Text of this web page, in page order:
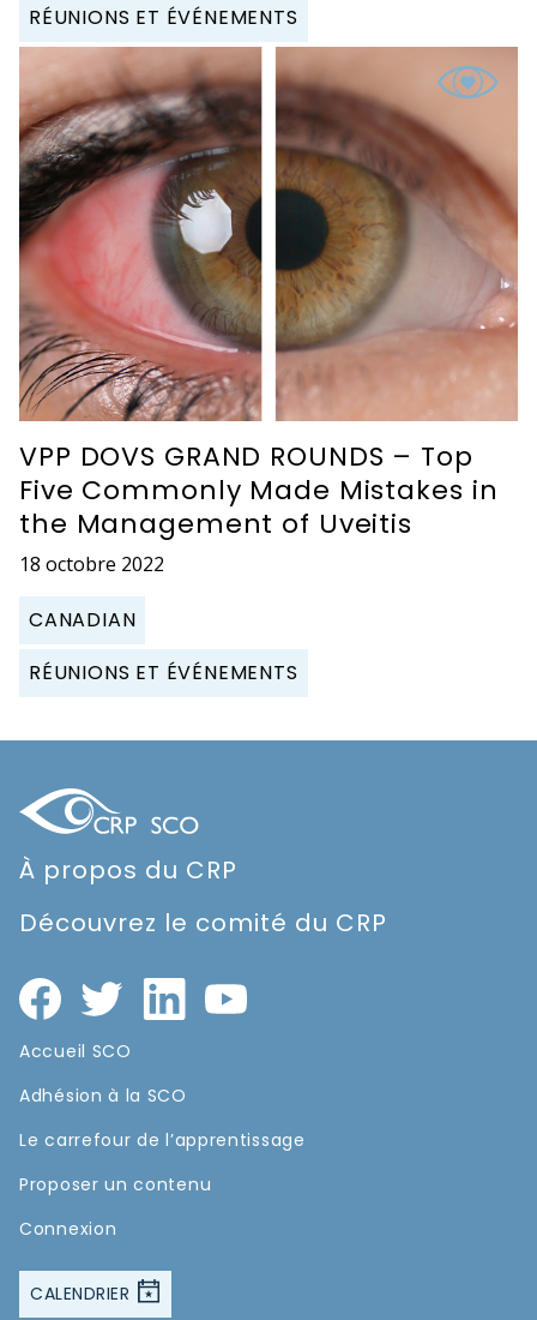
RÉUNIONS ET ÉVÉNEMENTS
VPP DOVS GRAND ROUNDS – Top
Five Commonly Made Mistakes in
the Management of Uveitis
18 octobre 2022
CANADIAN
RÉUNIONS ET ÉVÉNEMENTS
À propos du CRP
Découvrez le comité du CRP
Accueil SCO
Adhésion à la SCO
Le carrefour de l’apprentissage
Proposer un contenu
Connexion
CALENDRIER